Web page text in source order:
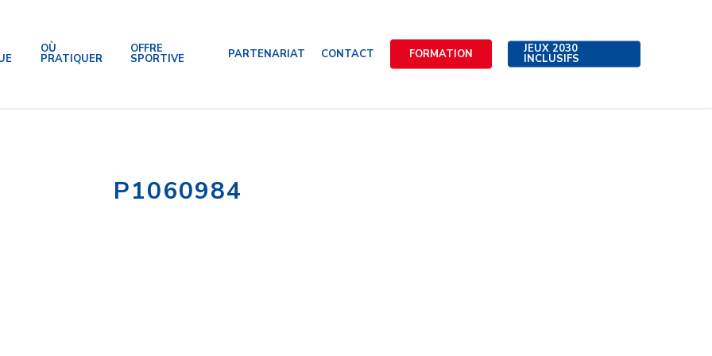
OÙ
PRATIQUER
OFFRE
SPORTIVE PARTENARIAT CONTACT FORMATION JEUX 2030
INCLUSIFS
P1060984